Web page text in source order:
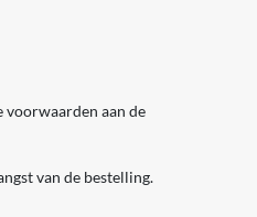
voorwaarden aan de
van de bestelling.